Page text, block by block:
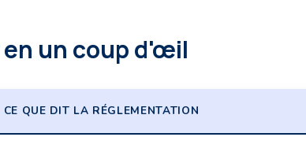
un coup d'œil
CE QUE DIT LA RÉGLEMENTATION